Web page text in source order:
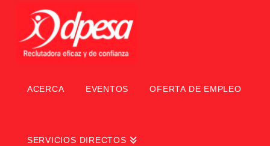
ACERCA EVENTOS OFERTA DE EMPLEO
SERVICIOS DIRECTOS